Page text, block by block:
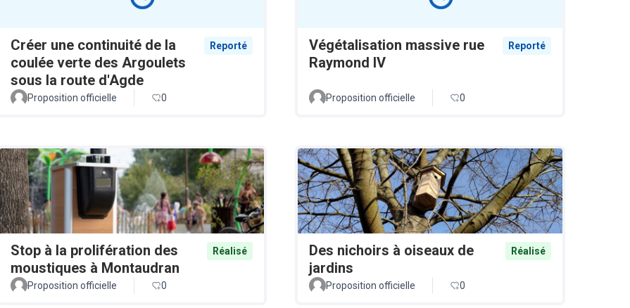
Créer une continuité de la
coulée verte des Argoulets
sous la route d'Agde
Reporté
Proposition officielle 0
Végétalisation massive rue
Raymond IV
Reporté
Proposition officielle 0
Stop à la prolifération des
moustiques à Montaudran
Réalisé
Proposition officielle 0
Des nichoirs à oiseaux de
jardins
Réalisé
Proposition officielle 0